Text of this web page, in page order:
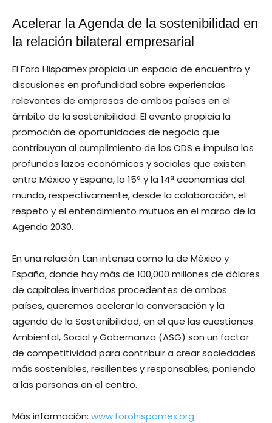
Acelerar la Agenda de la sostenibilidad en
la relación bilateral empresarial
El Foro Hispamex propicia un espacio de encuentro y
discusiones en profundidad sobre experiencias
relevantes de empresas de ambos países en el
ámbito de la sostenibilidad. El evento propicia la
promoción de oportunidades de negocio que
contribuyan al cumplimiento de los ODS e impulsa los
profundos lazos económicos y sociales que existen
entre México y España, la 15ª y la 14ª economías del
mundo, respectivamente, desde la colaboración, el
respeto y el entendimiento mutuos en el marco de la
Agenda 2030.
En una relación tan intensa como la de México y
España, donde hay más de 100,000 millones de dólares
de capitales invertidos procedentes de ambos
países, queremos acelerar la conversación y la
agenda de la Sostenibilidad, en el que las cuestiones
Ambiental, Social y Gobernanza (ASG) son un factor
de competitividad para contribuir a crear sociedades
más sostenibles, resilientes y responsables, poniendo
a las personas en el centro.
Más información: www.forohispamex.org